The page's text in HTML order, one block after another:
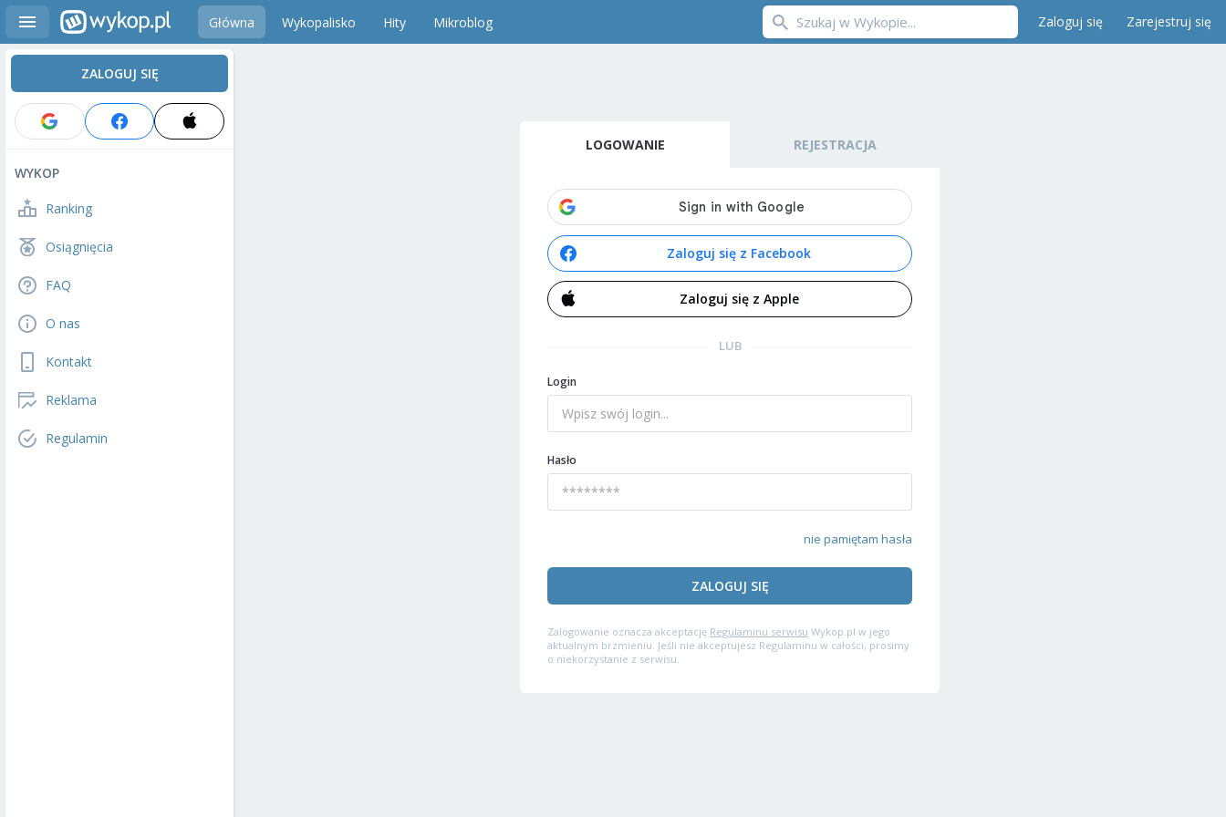
Główna Wykopalisko Hity Mikroblog Zaloguj się Zarejestruj się
ZALOGUJ SIĘ
WYKOP
Ranking
Osiągnięcia
FAQ
O nas
Kontakt
Reklama
Regulamin
LOGOWANIE REJESTRACJA
Zaloguj się z Facebook
Zaloguj się z Apple
LUB
Login
Hasło
nie pamiętam hasła
ZALOGUJ SIĘ
Zalogowanie oznacza akceptację Regulaminu serwisu Wykop.pl w jego
aktualnym brzmieniu. Jeśli nie akceptujesz Regulaminu w całości, prosimy
o niekorzystanie z serwisu.